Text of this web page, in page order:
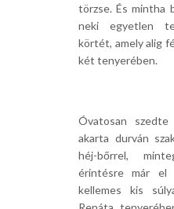
törzse. És mintha
neki egyetlen
körtét, amely alig
két tenyerében.
Óvatosan
akarta durván
héj-bőrrel,
érintésre már
kellemes kis